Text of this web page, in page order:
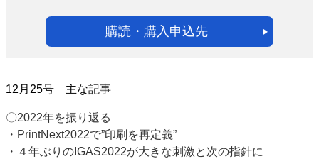
購読・購入申込先
12月25号 主な記事
〇2022年を振り返る
・PrintNext2022で”印刷を再定義”
・４年ぶりのIGAS2022が大きな刺激と次の指針に